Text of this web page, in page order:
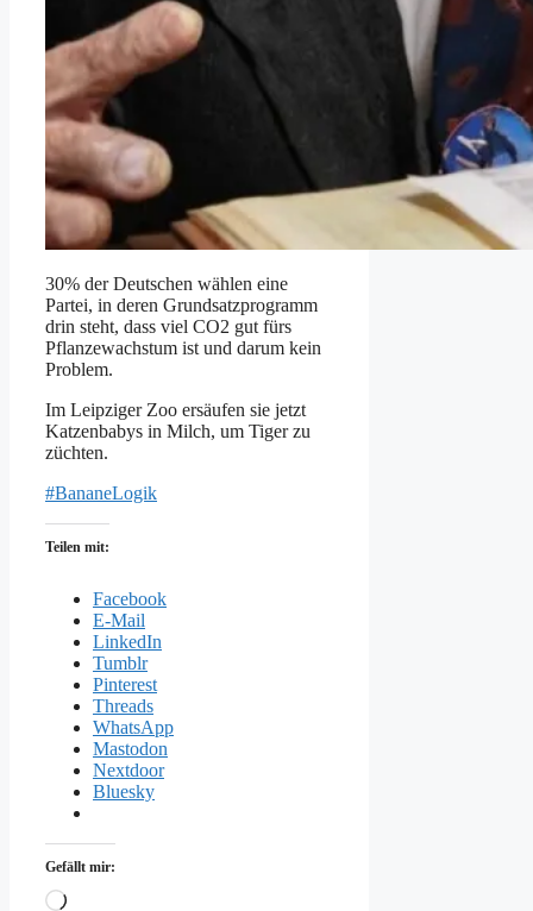
30% der Deutschen wählen eine
Partei, in deren Grundsatzprogramm
drin steht, dass viel CO2 gut fürs
Pflanzewachstum ist und darum kein
Problem.
Im Leipziger Zoo ersäufen sie jetzt
Katzenbabys in Milch, um Tiger zu
züchten.
#BananeLogik
Teilen mit:
Facebook
E-Mail
LinkedIn
Tumblr
Pinterest
Threads
WhatsApp
Mastodon
Nextdoor
Bluesky
Gefällt mir:
Wird